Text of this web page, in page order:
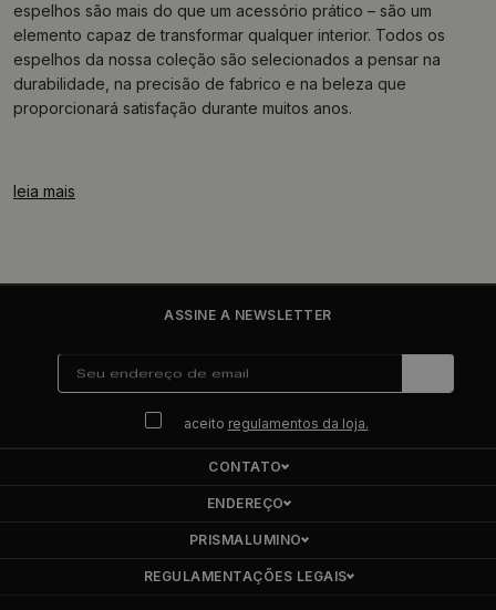
espelhos são mais do que um acessório prático – são um
elemento capaz de transformar qualquer interior. Todos os
espelhos da nossa coleção são selecionados a pensar na
durabilidade, na precisão de fabrico e na beleza que
proporcionará satisfação durante muitos anos.
leia mais
ASSINE A NEWSLETTER
aceito regulamentos da loja.
CONTATO
ENDEREÇO
PRISMALUMINO
REGULAMENTAÇÕES LEGAIS